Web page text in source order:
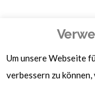
Für
Um unsere Webseite
verbessern zu